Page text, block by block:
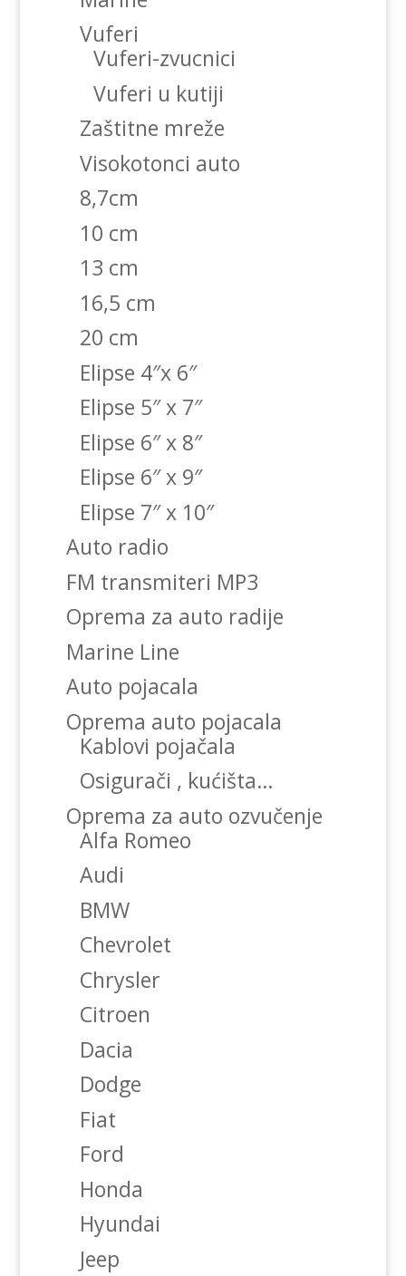
Vuferi
Vuferi-zvucnici
Vuferi u kutiji
Zaštitne mreže
Visokotonci auto
8,7cm
10 cm
13 cm
16,5 cm
20 cm
Elipse 4″x 6″
Elipse 5″ x 7″
Elipse 6″ x 8″
Elipse 6″ x 9″
Elipse 7″ x 10″
Auto radio
FM transmiteri MP3
Oprema za auto radije
Marine Line
Auto pojacala
Oprema auto pojacala
Kablovi pojačala
Osigurači , kućišta…
Oprema za auto ozvučenje
Alfa Romeo
Audi
BMW
Chevrolet
Chrysler
Citroen
Dacia
Dodge
Fiat
Ford
Honda
Hyundai
Jeep